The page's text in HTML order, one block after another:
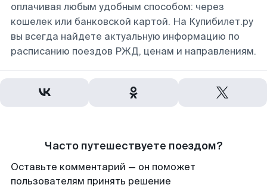
оплачивая любым удобным способом: через
кошелек или банковской картой. На Купибилет.ру
вы всегда найдете актуальную информацию по
расписанию поездов РЖД, ценам и направлениям.
Часто путешествуете поездом?
Оставьте комментарий — он поможет
пользователям принять решение